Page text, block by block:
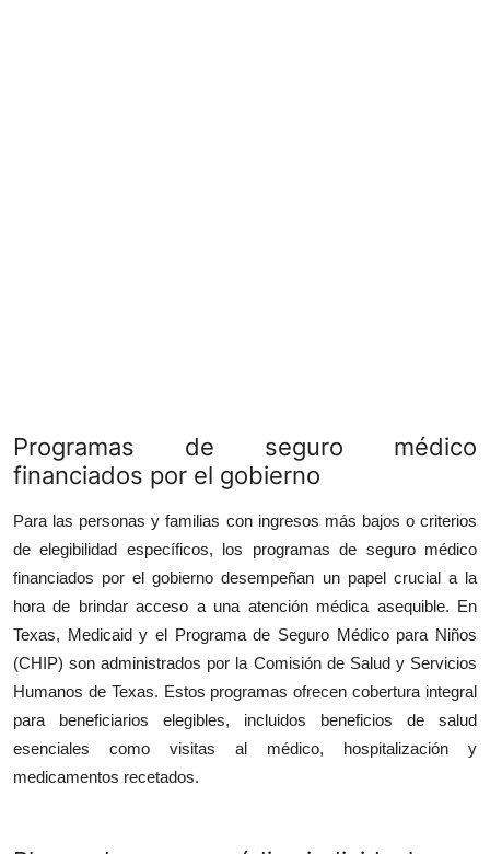
Programas de seguro médico
financiados por el gobierno
Para las personas y familias con ingresos más bajos o criterios
de elegibilidad específicos, los programas de seguro médico
financiados por el gobierno desempeñan un papel crucial a la
hora de brindar acceso a una atención médica asequible. En
Texas, Medicaid y el Programa de Seguro Médico para Niños
(CHIP) son administrados por la Comisión de Salud y Servicios
Humanos de Texas. Estos programas ofrecen cobertura integral
para beneficiarios elegibles, incluidos beneficios de salud
esenciales como visitas al médico, hospitalización y
medicamentos recetados.